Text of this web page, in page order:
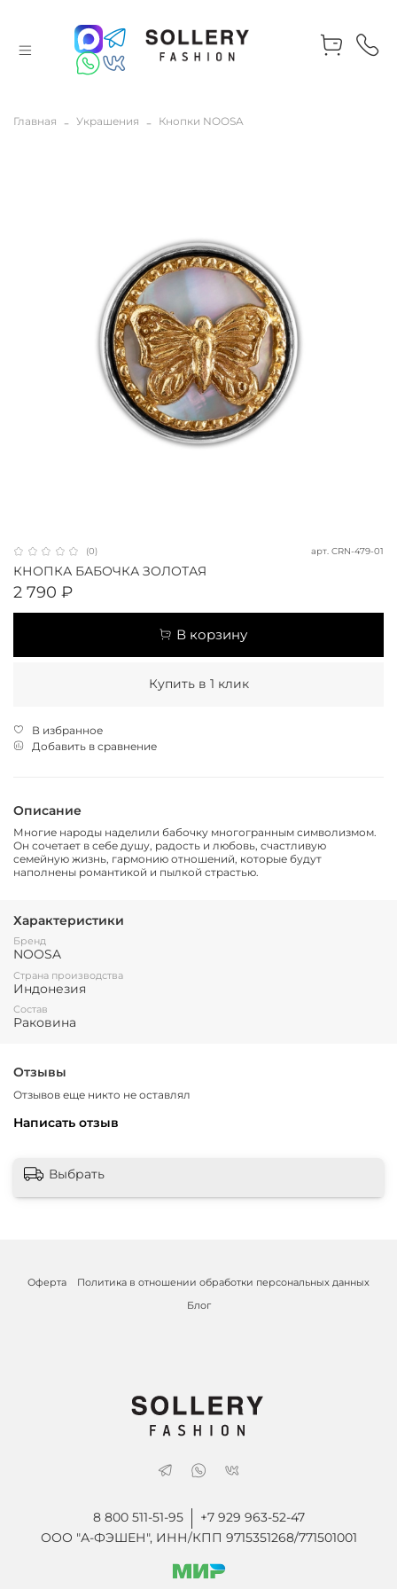
Главная Украшения Кнопки NOOSA
(0) арт. CRN-479-01
КНОПКА БАБОЧКА ЗОЛОТАЯ
2 790 ₽
В корзину
Купить в 1 клик
В избранное
Добавить в сравнение
Описание
Многие народы наделили бабочку многогранным символизмом.
Он сочетает в себе душу, радость и любовь, счастливую
семейную жизнь, гармонию отношений, которые будут
наполнены романтикой и пылкой страстью.
Характеристики
Бренд
NOOSA
Страна производства
Индонезия
Состав
Раковина
Отзывы
Отзывов еще никто не оставлял
Написать отзыв
Выбрать
Оферта
Политика в отношении обработки персональных данных
Блог
8 800 511-51-95
+7 929 963-52-47
ООО "А-ФЭШЕН", ИНН/КПП 9715351268/771501001